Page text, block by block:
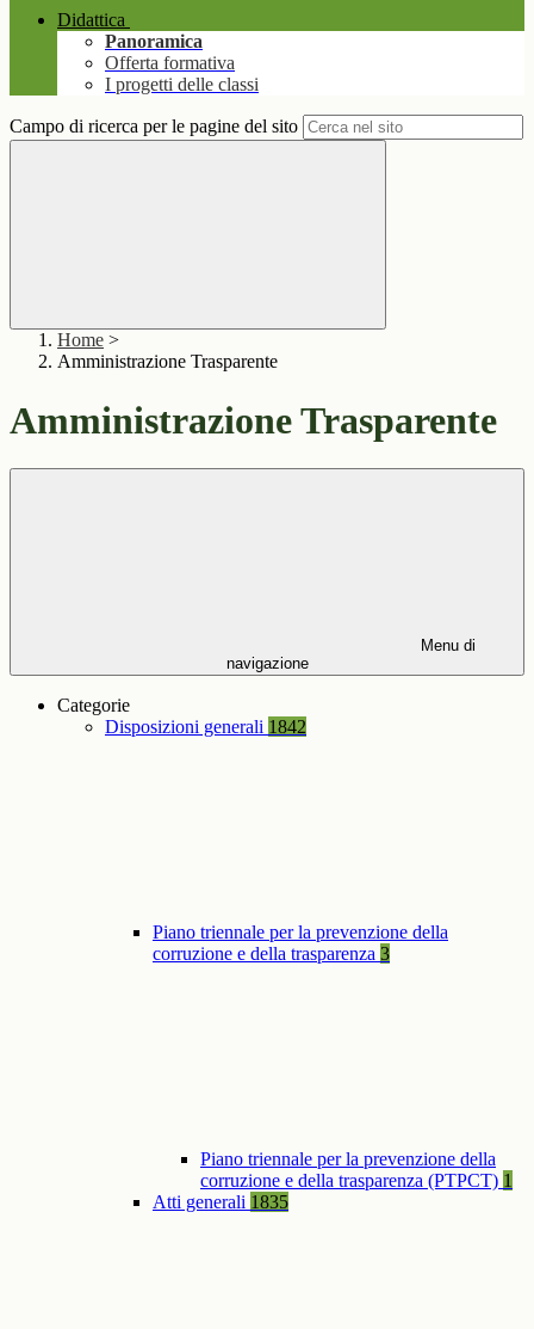
Didattica
Panoramica
Offerta formativa
I progetti delle classi
Campo di ricerca per le pagine del sito
Home >
Amministrazione Trasparente
Amministrazione Trasparente
Menu di
navigazione
Categorie
Disposizioni generali 1842
Piano triennale per la prevenzione della
corruzione e della trasparenza 3
Piano triennale per la prevenzione della
corruzione e della trasparenza (PTPCT) 1
Atti generali 1835